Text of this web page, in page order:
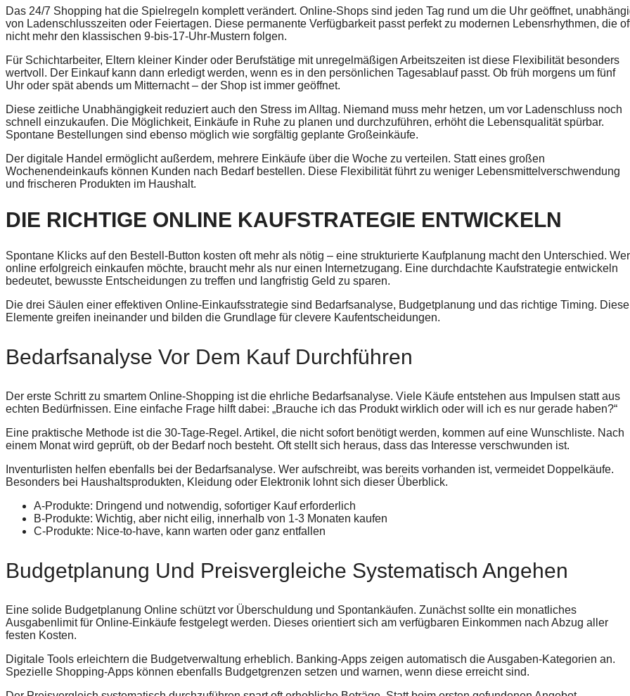
Das 24/7 Shopping hat die Spielregeln komplett verändert. Online-Shops sind jeden Tag rund um die Uhr geöffnet,
von Ladenschlusszeiten oder Feiertagen. Diese permanente Verfügbarkeit passt perfekt zu modernen Lebensrhythmen, die
nicht mehr den klassischen 9-bis-17-Uhr-Mustern folgen.
Für Schichtarbeiter, Eltern kleiner Kinder oder Berufstätige mit unregelmäßigen Arbeitszeiten ist diese Flexibilität besonders
wertvoll. Der Einkauf kann dann erledigt werden, wenn es in den persönlichen Tagesablauf passt. Ob früh morgens um fünf
Uhr oder spät abends um Mitternacht – der Shop ist immer geöffnet.
Diese zeitliche Unabhängigkeit reduziert auch den Stress im Alltag. Niemand muss mehr hetzen, um vor Ladenschluss noch
schnell einzukaufen. Die Möglichkeit, Einkäufe in Ruhe zu planen und durchzuführen, erhöht die Lebensqualität spürbar.
Spontane Bestellungen sind ebenso möglich wie sorgfältig geplante Großeinkäufe.
Der digitale Handel ermöglicht außerdem, mehrere Einkäufe über die Woche zu verteilen. Statt eines großen
Wochenendeinkaufs können Kunden nach Bedarf bestellen. Diese Flexibilität führt zu weniger Lebensmittelverschwendung
und frischeren Produkten im Haushalt.
DIE RICHTIGE ONLINE KAUFSTRATEGIE ENTWICKELN
Spontane Klicks auf den Bestell-Button kosten oft mehr als nötig – eine strukturierte Kaufplanung macht den Unterschied. Wer
online erfolgreich einkaufen möchte, braucht mehr als nur einen Internetzugang. Eine durchdachte Kaufstrategie entwickeln
bedeutet, bewusste Entscheidungen zu treffen und langfristig Geld zu sparen.
Die drei Säulen einer effektiven Online-Einkaufsstrategie sind Bedarfsanalyse, Budgetplanung und das richtige Timing. Diese
Elemente greifen ineinander und bilden die Grundlage für clevere Kaufentscheidungen.
Bedarfsanalyse Vor Dem Kauf Durchführen
Der erste Schritt zu smartem Online-Shopping ist die ehrliche Bedarfsanalyse. Viele Käufe entstehen aus Impulsen statt aus
echten Bedürfnissen. Eine einfache Frage hilft dabei: „Brauche ich das Produkt wirklich oder will ich es nur gerade haben?“
Eine praktische Methode ist die 30-Tage-Regel. Artikel, die nicht sofort benötigt werden, kommen auf eine Wunschliste. Nach
einem Monat wird geprüft, ob der Bedarf noch besteht. Oft stellt sich heraus, dass das Interesse verschwunden ist.
Inventurlisten helfen ebenfalls bei der Bedarfsanalyse. Wer aufschreibt, was bereits vorhanden ist, vermeidet Doppelkäufe.
Besonders bei Haushaltsprodukten, Kleidung oder Elektronik lohnt sich dieser Überblick.
A-Produkte: Dringend und notwendig, sofortiger Kauf erforderlich
B-Produkte: Wichtig, aber nicht eilig, innerhalb von 1-3 Monaten kaufen
C-Produkte: Nice-to-have, kann warten oder ganz entfallen
Budgetplanung Und Preisvergleiche Systematisch Angehen
Eine solide Budgetplanung Online schützt vor Überschuldung und Spontankäufen. Zunächst sollte ein monatliches
Ausgabenlimit für Online-Einkäufe festgelegt werden. Dieses orientiert sich am verfügbaren Einkommen nach Abzug aller
festen Kosten.
Digitale Tools erleichtern die Budgetverwaltung erheblich. Banking-Apps zeigen automatisch die Ausgaben-Kategorien an.
Spezielle Shopping-Apps können ebenfalls Budgetgrenzen setzen und warnen, wenn diese erreicht sind.